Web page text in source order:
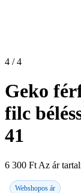
4 / 4
Geko
filc
41
6 300 Ft Az ár
Webshopos ár